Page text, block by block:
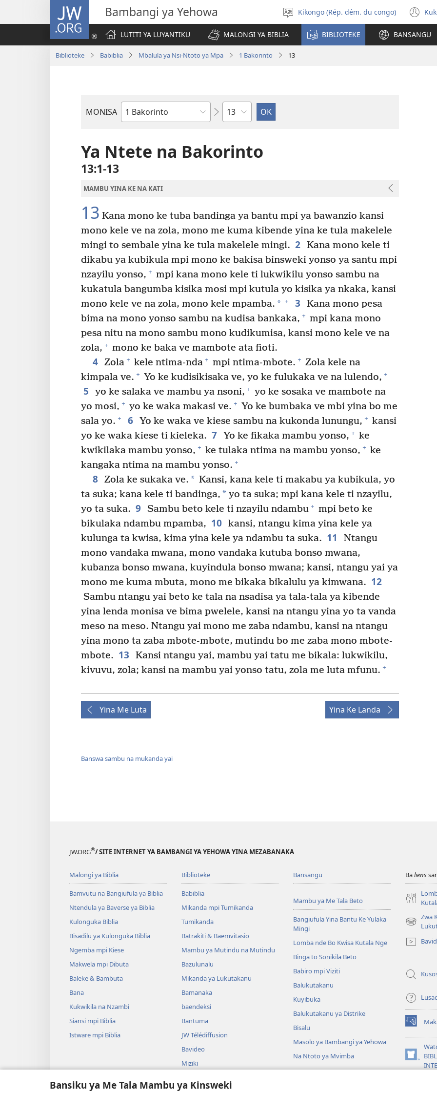
Bansiku ya Me Tala Mambu ya Kinsweki
JW.ORG Bambangi ya Yehowa
Sola
ndinga
Kikongo (Rép. dém. du congo)
(ke
ya
LUTITI YA LUYANTIKU
MALONGI YA BIBLIA BIBLIOTEKE BANSANGU
Biblioteke Babiblia Mbalula ya Nsi-Ntoto ya Mpa 1 Bakorinto 13
MONISA
Mikanda
Kapu
Ya Ntete na Bakorinto
13:1-13
MAMBU YINA KE NA KATI
13 Kana mono ke tuba bandinga ya bantu mpi ya bawanzio kansi
mono kele ve na zola, mono me kuma kibende yina ke tula makelele
mingi to sembale yina ke tula makelele mingi. 2 Kana mono kele ti
dikabu ya kubikula mpi mono ke bakisa binsweki yonso ya santu mpi
nzayilu yonso, + mpi kana mono kele ti lukwikilu yonso sambu na
kukatula bangumba kisika mosi mpi kutula yo kisika ya nkaka, kansi
mono kele ve na zola, mono kele mpamba. * + 3
Kana mono pesa
bima na mono yonso sambu na kudisa bankaka, + mpi kana mono
pesa nitu na mono sambu mono kudikumisa, kansi mono kele ve na
zola, + mono ke baka ve mambote ata fioti.
4 Zola + kele ntima-nda + mpi ntima-mbote. + Zola kele na
kimpala ve. + Yo ke kudisikisaka ve, yo ke fulukaka ve na lulendo, +
5 yo ke salaka ve mambu ya nsoni, + yo ke sosaka ve mambote na
yo mosi, + yo ke waka makasi ve. + Yo ke bumbaka ve mbi yina bo me
sala yo. + 6 Yo ke waka ve kiese sambu na kukonda lunungu, + kansi
yo ke waka kiese ti kieleka. 7 Yo ke fikaka mambu yonso, + ke
kwikilaka mambu yonso, + ke tulaka ntima na mambu yonso, + ke
kangaka ntima na mambu yonso. +
8 Zola ke sukaka ve. * Kansi, kana kele ti makabu ya kubikula, yo
ta suka; kana kele ti bandinga, * yo ta suka; mpi kana kele ti nzayilu,
yo ta suka. 9 Sambu beto kele ti nzayilu ndambu + mpi beto ke
bikulaka ndambu mpamba, 10 kansi, ntangu kima yina kele ya
kulunga ta kwisa, kima yina kele ya ndambu ta suka. 11
Ntangu
mono vandaka mwana, mono vandaka kutuba bonso mwana,
kubanza bonso mwana, kuyindula bonso mwana; kansi, ntangu yai ya
mono me kuma mbuta, mono me bikaka bikalulu ya kimwana. 12
Sambu ntangu yai beto ke tala na nsadisa ya tala-tala ya kibende
yina lenda monisa ve bima pwelele, kansi na ntangu yina yo ta vanda
meso na meso. Ntangu yai mono me zaba ndambu, kansi na ntangu
yina mono ta zaba mbote-mbote, mutindu bo me zaba mono mbote-
mbote. 13
Kansi ntangu yai, mambu yai tatu me bikala: lukwikilu,
kivuvu, zola; kansi na mambu yai yonso tatu, zola me luta mfunu. +
Yina Me Luta Yina Ke Landa
Banswa sambu na mukanda yai
JW.ORG®/ SITE INTERNET YA BAMBANGI YA YEHOWA YINA MEZABANAKA
Malongi ya Biblia
Bamvutu na Bangiufula ya Biblia
Ntendula ya Baverse ya Biblia
Kulonguka Biblia
Bisadilu ya Kulonguka Biblia
Ngemba mpi Kiese
Makwela mpi Dibuta
Baleke & Bambuta
Bana
Kukwikila na Nzambi
Siansi mpi Biblia
Istware mpi Biblia
Biblioteke
Babiblia
Mikanda mpi Tumikanda
Tumikanda
Batrakiti & Baemvitasio
Mambu ya Mutindu na Mutindu
Bazulunalu
Mikanda ya Lukutakanu
Bamanaka
baendeksi
Bantuma
JW Télédiffusion
Bavideo
Miziki
Badrame ya Lutangu ya Biblia
Bansangu
Mambu ya Me Tala Beto
Bangiufula Yina Bantu Ke Yulaka
Mingi
Lomba nde Bo Kwisa Kutala Nge
Binga to Sonikila Beto
Babiro mpi Viziti
Balukutakanu
Kuyibuka
Balukutakanu ya Distrike
Bisalu
Masolo ya Bambangi ya Yehowa
Na Ntoto ya Mvimba
Baliens
Zwa
(ke
lutiti
(ke
kangula
ya
mpa)
(ke
kangula